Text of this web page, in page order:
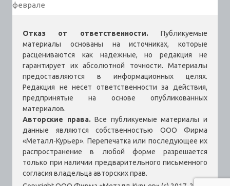
феврале
Отказ от ответственности. Публикуемые
материалы основаны на источниках, которые
расцениваются как надежные, но редакция не
гарантирует их абсолютной точности. Материалы
предоставляются в информационных целях.
Редакция не несет ответственности за действия,
предпринятые на основе опубликованных
материалов.
Авторские права. Все публикуемые материалы и
данные являются собственностью ООО Фирма
«Металл-Курьер». Перепечатка или последующее их
распространение в любой форме разрешается
только при наличии предварительного письменного
согласия владельца авторских прав.